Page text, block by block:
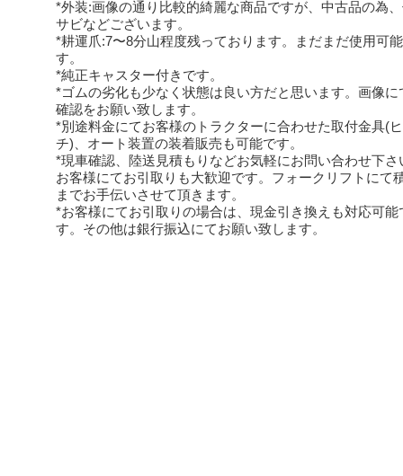
*外装:画像の通り比較的綺麗な商品ですが、中古品の為
サビなどございます。
*耕運爪:7〜8分山程度残っております。まだまだ使用可
す。
*純正キャスター付きです。
*ゴムの劣化も少なく状態は良い方だと思います。画像に
確認をお願い致します。
*別途料金にてお客様のトラクターに合わせた取付金具(
チ)、オート装置の装着販売も可能です。
*現車確認、陸送見積もりなどお気軽にお問い合わせ下さ
お客様にてお引取りも大歓迎です。フォークリフトにて
までお手伝いさせて頂きます。
*お客様にてお引取りの場合は、現金引き換えも対応可能
す。その他は銀行振込にてお願い致します。